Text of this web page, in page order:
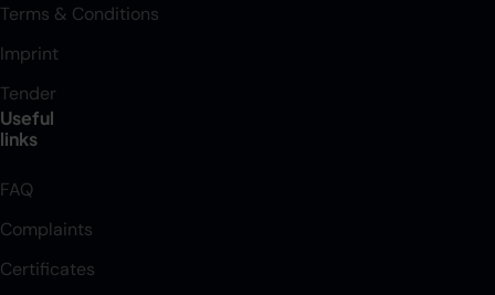
Terms & Conditions
Imprint
Tender
Useful
links
FAQ
Complaints
Certificates